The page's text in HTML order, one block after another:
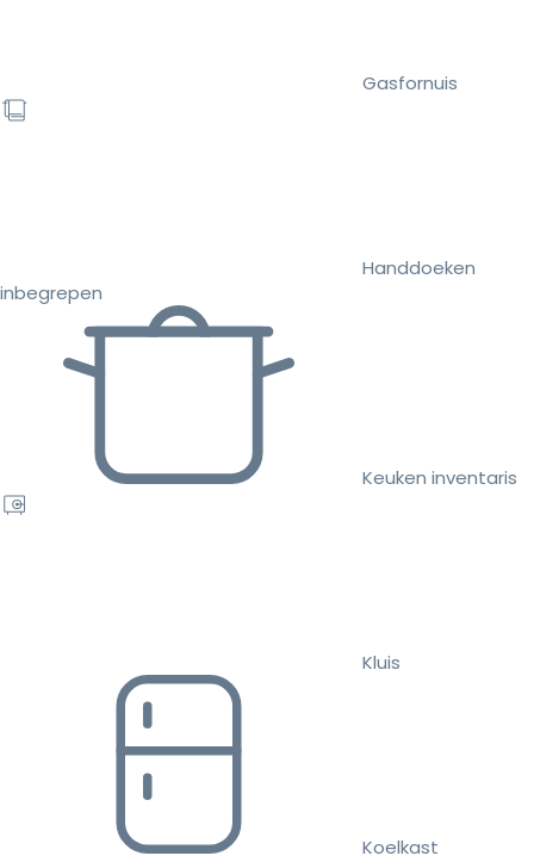
Gasfornuis
Handdoeken
inbegrepen
Keuken inventaris
Kluis
Koelkast